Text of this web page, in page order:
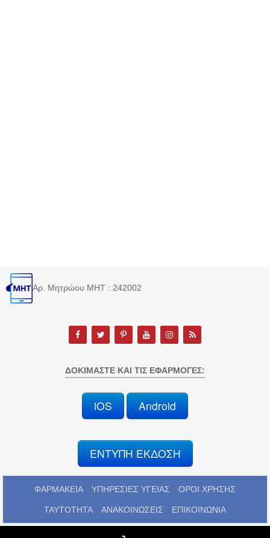
Αρ. Μητρώου MHT : 242002
ΔΟΚΙΜΆΣΤΕ ΚΑΙ ΤΙΣ ΕΦΑΡΜΟΓΈΣ:
iOS Android
ΕΝΤΥΠΗ ΕΚΔΟΣΗ
ΦΑΡΜΑΚΕΙΑ ΥΠΗΡΕΣΙΕΣ ΥΓΕΙΑΣ ΟΡΟΙ ΧΡΗΣΗΣ
ΤΑΥΤΟΤΗΤΑ ΑΝΑΚΟΙΝΩΣΕΙΣ ΕΠΙΚΟΙΝΩΝΙΑ